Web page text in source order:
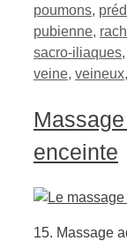
poumons,
pubienne,
sacro-iliaques,
veine, veineux,
enceinte
15. Massage